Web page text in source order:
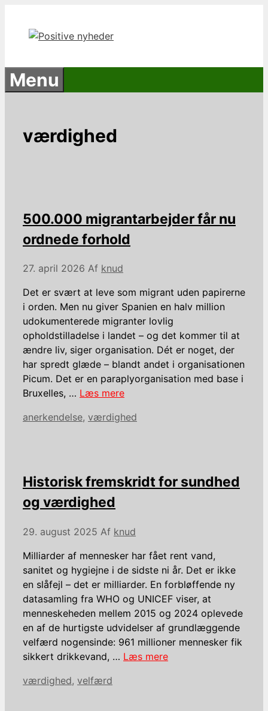
indhold
Menu
værdighed
500.000 migrantarbejder får nu
ordnede forhold
27. april 2026 Af knud
Det er svært at leve som migrant uden papirerne
i orden. Men nu giver Spanien en halv million
udokumenterede migranter lovlig
opholdstilladelse i landet – og det kommer til at
ændre liv, siger organisation. Dét er noget, der
har spredt glæde – blandt andet i organisationen
Picum. Det er en paraplyorganisation med base i
Bruxelles, … Læs mere
Kategorier
anerkendelse, værdighed
Historisk fremskridt for sundhed
og værdighed
29. august 2025 Af knud
Milliarder af mennesker har fået rent vand,
sanitet og hygiejne i de sidste ni år. Det er ikke
en slåfejl – det er milliarder. En forbløffende ny
datasamling fra WHO og UNICEF viser, at
menneskeheden mellem 2015 og 2024 oplevede
en af ​​de hurtigste udvidelser af grundlæggende
velfærd nogensinde: 961 millioner mennesker fik
sikkert drikkevand, … Læs mere
Kategorier
værdighed, velfærd